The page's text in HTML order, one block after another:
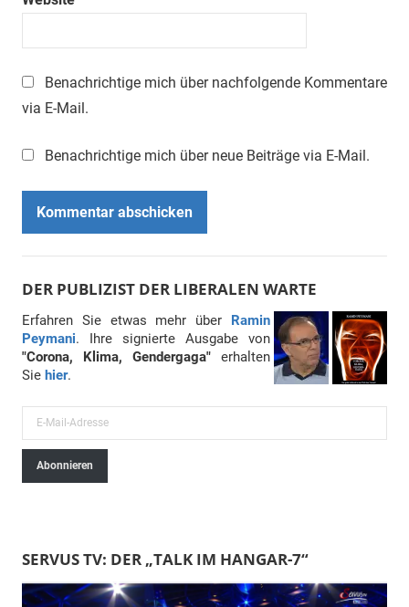
Benachrichtige mich über nachfolgende Kommentare
via E-Mail.
Benachrichtige mich über neue Beiträge via E-Mail.
DER PUBLIZIST DER LIBERALEN WARTE
Erfahren Sie etwas mehr über Ramin
Peymani. Ihre signierte Ausgabe von
"Corona, Klima, Gendergaga" erhalten
Sie hier.
-
-
A
Abonnieren
SERVUS TV: DER „TALK IM HANGAR-7“